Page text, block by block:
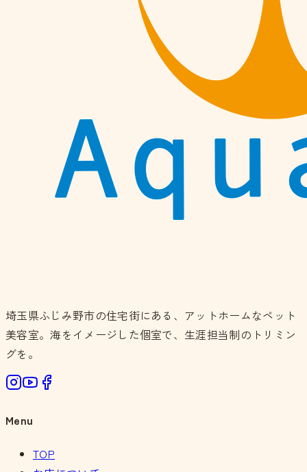
埼玉県ふじみ野市の住宅街にある、アットホームなペット
美容室。海をイメージした個室で、生涯担当制のトリミン
グを。
Menu
TOP